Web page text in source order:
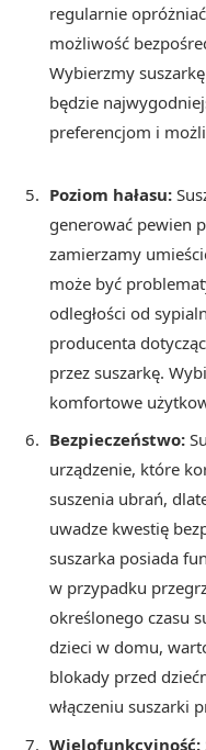
regularnie
możliwość
Wybierzmy
będzie
preferencjom i
Poziom hałasu:
generować pewien
zamierzamy
może być
odległości od
producenta
przez suszarkę.
komfortowe
Bezpieczeństwo:
urządzenie, które
suszenia ubrań,
uwadze kwestię
suszarka posiada
w przypadku
określonego czasu
dzieci w domu,
blokady przed
włączeniu suszarki
Wielofunkcyjność: